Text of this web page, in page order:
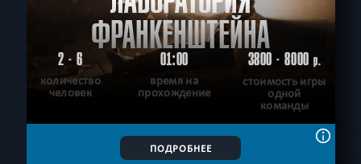
ФРАНКЕНШТЕЙНА
2 - 6
количество
человек
01:00
время на
прохождение
3800 - 8000р.
стоимость игры
одной
команды
ПОДРОБНЕЕ